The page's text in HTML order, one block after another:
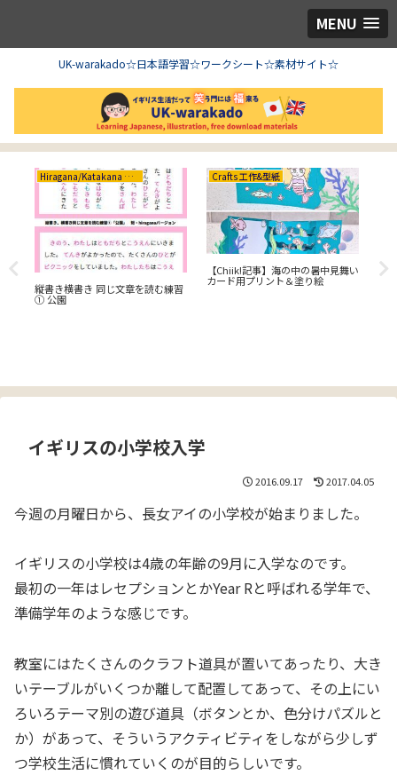
MENU
UK-warakado☆日本語学習☆ワークシート☆素材サイト☆
Hiragana/Katakana ひらがな/カタカナ
縦書き横書き 同じ文章を読む練習
① 公園
Crafts 工作&型紙
【Chiik!記事】海の中の暑中見舞い
カード用プリント＆塗り絵
イギリスの小学校入学
2016.09.17 2017.04.05
今週の月曜日から、長女アイの小学校が始まりました。
イギリスの小学校は4歳の年齢の9月に入学なのです。
最初の一年はレセプションとかYear Rと呼ばれる学年で、
準備学年のような感じです。
教室にはたくさんのクラフト道具が置いてあったり、大き
いテーブルがいくつか離して配置してあって、その上にい
ろいろテーマ別の遊び道具（ボタンとか、色分けパズルと
か）があって、そういうアクティビティをしながら少しず
つ学校生活に慣れていくのが目的らしいです。